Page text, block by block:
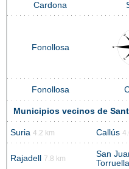
Cardona
Fonollosa
Fonollosa
Municipios vecinos de
Suria 4.2 km Callús
Rajadell 7.8 km
San
Torruella